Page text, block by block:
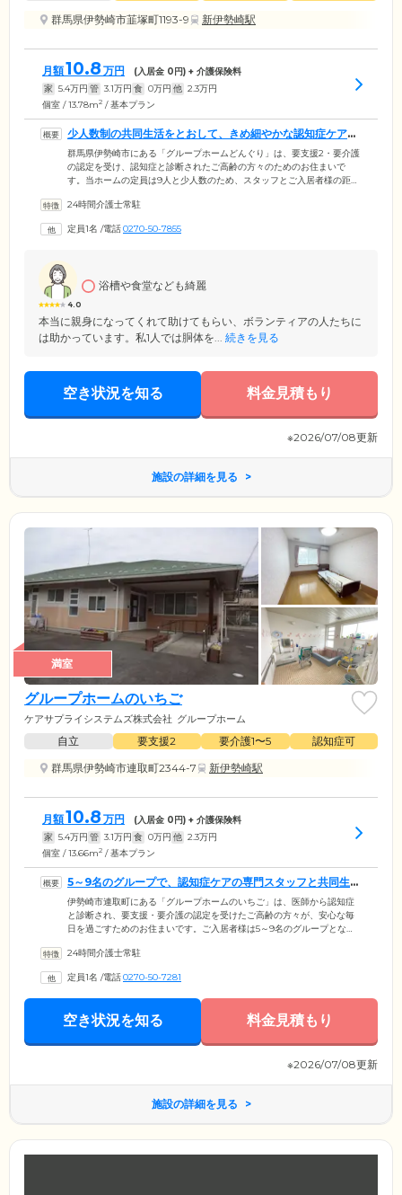
群馬県伊勢崎市韮塚町1193-9
新伊勢崎駅
月額10.8 万円 (入居金 0円) + 介護保険料
家 5.4万円 管 3.1万円 食 0万円 他 2.3万円
個室 / 13.78m2 / 基本プラン
少人数制の共同生活をとおして、きめ細やかな認知症ケアを
ご提供いたします
群馬県伊勢崎市にある「グループホームどんぐり」は、要支援2・要介護
の認定を受け、認知症と診断されたご高齢の方々のためのお住まいで
す。当ホームの定員は9人と少人数のため、スタッフとご入居者様の距離
みなさまにはお食事の支度やお買い物、洗濯、掃除などからご自身が得
ご自分の役割をしっかりと持ちながら心身機能を活用していくことによ
24時間介護士常駐
定員1名 /電話0270-50-7855
4.0
浴槽や食堂なども綺麗
本当に親身になってくれて助けてもらい、ボランティアの人たちに
は助かっています。私1人では胴体を... 続きを見る
空き状況を知る 料金見積もり
※2026/07/08更新
施設の詳細を見る
満室
グループホームのいちご
ケアサプライシステムズ株式会社 グループホーム
自立 要支援2 要介護1〜5
認知症可
群馬県伊勢崎市連取町2344-7
新伊勢崎駅
月額10.8 万円 (入居金 0円) + 介護保険料
家 5.4万円 管 3.1万円 食 0万円 他 2.3万円
個室 / 13.66m2 / 基本プラン
5～9名のグループで、認知症ケアの専門スタッフと共同生活
を送ります
伊勢崎市連取町にある「グループホームのいちご」は、医師から認知症
と診断され、要支援・要介護の認定を受けたご高齢の方々が、安心な毎
日を過ごすためのお住まいです。ご入居者様は5～9名のグループとな
は認知症のみなさまの症状緩和と、「できること」をいかす介護を目的
家庭のような少人数の環境で生活することだといわれています。適度な
刺激を受けながら、なじみのある場所で気心の知れた人々と一緒に暮ら
の進行緩和を目指します。
24時間介護士常駐
定員1名 /電話0270-50-7281
空き状況を知る 料金見積もり
※2026/07/08更新
施設の詳細を見る